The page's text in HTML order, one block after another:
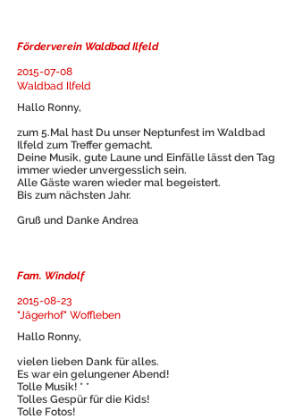
Förderverein Waldbad Ilfeld
2015-07-08
Waldbad Ilfeld
Hallo Ronny,
zum 5.Mal hast Du unser Neptunfest im Waldbad
Ilfeld zum Treffer gemacht.
Deine Musik, gute Laune und Einfälle lässt den Tag
immer wieder unvergesslich sein.
Alle Gäste waren wieder mal begeistert.
Bis zum nächsten Jahr.
Gruß und Danke Andrea
Fam. Windolf
2015-08-23
"Jägerhof" Woffleben
Hallo Ronny,
vielen lieben Dank für alles.
Es war ein gelungener Abend!
Tolle Musik! * *
Tolles Gespür für die Kids!
Tolle Fotos!